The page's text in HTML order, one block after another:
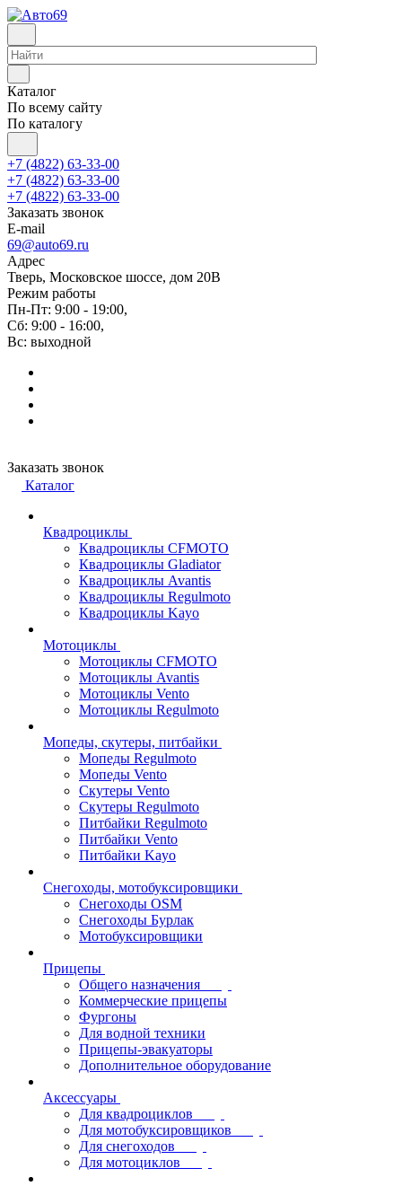
Каталог
По всему сайту
По каталогу
+7 (4822) 63-33-00
+7 (4822) 63-33-00
+7 (4822) 63-33-00
Заказать звонок
E-mail
69@auto69.ru
Адрес
Тверь, Московское шоссе, дом 20В
Режим работы
Пн-Пт: 9:00 - 19:00,
Сб: 9:00 - 16:00,
Вс: выходной
Заказать звонок
Каталог
Квадроциклы
Квадроциклы CFMOTO
Квадроциклы Gladiator
Квадроциклы Avantis
Квадроциклы Regulmoto
Квадроциклы Kayo
Мотоциклы
Мотоциклы CFMOTO
Мотоциклы Avantis
Мотоциклы Vento
Мотоциклы Regulmoto
Мопеды, скутеры, питбайки
Мопеды Regulmoto
Мопеды Vento
Скутеры Vento
Скутеры Regulmoto
Питбайки Regulmoto
Питбайки Vento
Питбайки Kayo
Снегоходы, мотобуксировщики
Снегоходы OSM
Снегоходы Бурлак
Мотобуксировщики
Прицепы
Общего назначения
Коммерческие прицепы
Фургоны
Для водной техники
Прицепы-эвакуаторы
Дополнительное оборудование
Аксессуары
Для квадроциклов
Для мотобуксировщиков
Для снегоходов
Для мотоциклов